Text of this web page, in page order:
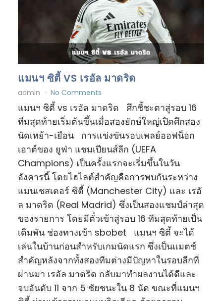
แมนฯ ซิตี้ VS เรอัล มาดริด
admin No Comments
แมนฯ ซิตี้ vs เรอัล มาดริด ศึกชี้ชะตาสู่รอบ 16
ทีมสุดท้ายเริ่มต้นขึ้นเมื่อสองยักษ์ใหญ่เปิดศึกสอง
นัดเหย้า-เยือน การแข่งขันรอบเพลย์ออฟน็อก
เอาต์ของ ยูฟ่า แชมเปียนส์ลีก (UEFA
Champions) เป็นครั้งแรกจะเริ่มขึ้นในวัน
อังคารนี้ โดยไฮไลต์สำคัญคือการพบกันระหว่าง
แมนเชสเตอร์ ซิตี้ (Manchester City) และ เรอั
ล มาดริด (Real Madrid) ซึ่งเป็นสองแชมป์ล่าสุด
ของรายการ โดยมีตั๋วเข้าสู่รอบ 16 ทีมสุดท้ายเป็น
เดิมพัน ช่องทางเข้า sbobet แมนฯ ซิตี้ จะได้
เล่นในบ้านก่อนสำหรับเกมนัดแรก ซึ่งเป็นแมตช์
สำคัญหลังจากทั้งสองทีมต่างมีปัญหาในรอบลีกที่
ผ่านมา เรอัล มาดริด กลับมาทำผลงานได้ดีและ
จบอันดับ 11 จาก 5 ชัยชนะใน 8 นัด ขณะที่แมนฯ